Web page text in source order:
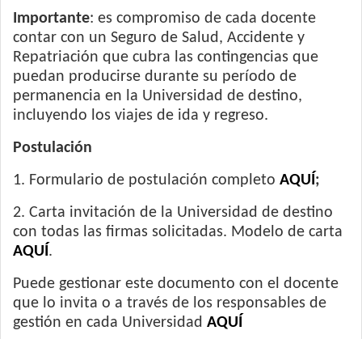
Importante: es compromiso de cada docente
contar con un Seguro de Salud, Accidente y
Repatriación que cubra las contingencias que
puedan producirse durante su período de
permanencia en la Universidad de destino,
incluyendo los viajes de ida y regreso.
Postulación
1. Formulario de postulación completo AQUÍ;
2. Carta invitación de la Universidad de destino
con todas las firmas solicitadas. Modelo de carta
AQUÍ.
Puede gestionar este documento con el docente
que lo invita o a través de los responsables de
gestión en cada Universidad AQUÍ